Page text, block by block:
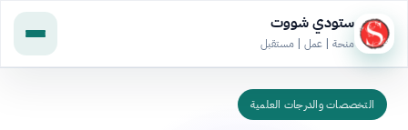
ستودي شووت
منحة | عمل | مستقبل
التخصصات والدرجات العلمية